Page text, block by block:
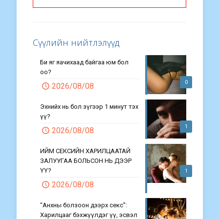
Сүүлийн нийтлэлүүд
0
Би яг яачихаад байгаа юм бол
оо?
2026/08/08
1
Эхнийх нь бол зүгээр 1 минут тэх
үү?
2026/08/08
1
ИЙМ СЕКСИЙН ХАРИЛЦААТАЙ
ЗАЛУУГАА БОЛЬСОН НЬ ДЭЭР
ҮҮ?
2026/08/08
“Анхны болзоон дээрх секс”:
Харилцааг бэхжүүлдэг үү, эсвэл